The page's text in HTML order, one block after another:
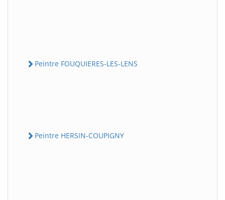
Peintre FOUQUIERES-LES-LENS
Peintre HERSIN-COUPIGNY